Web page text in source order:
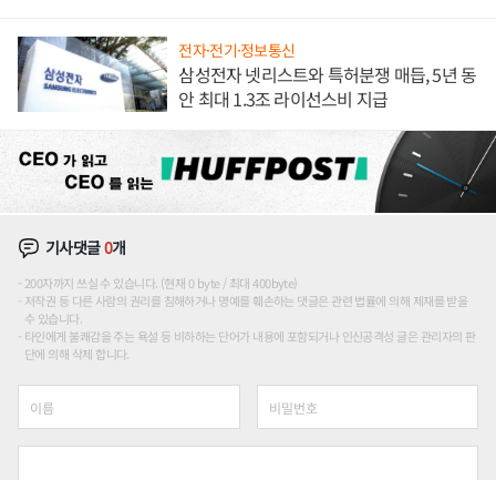
전자·전기·정보통신
삼성전자 넷리스트와 특허분쟁 매듭, 5년 동
안 최대 1.3조 라이선스비 지급
기사댓글0개
200자까지 쓰실 수 있습니다. (현재 0 byte / 최대 400byte)
저작권 등 다른 사람의 권리를 침해하거나 명예를 훼손하는 댓글은 관련 법률에 의해 제재를 받을
수 있습니다.
타인에게 불쾌감을 주는 욕설 등 비하하는 단어가 내용에 포함되거나 인신공격성 글은 관리자의 판
단에 의해 삭제 합니다.